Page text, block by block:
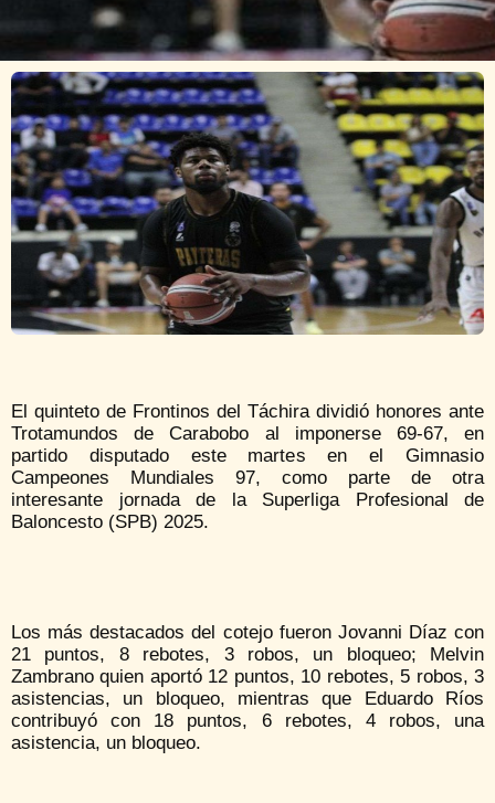
El quinteto de Frontinos del Táchira dividió honores ante
Trotamundos de Carabobo al imponerse 69-67, en
partido disputado este martes en el Gimnasio
Campeones Mundiales 97, como parte de otra
interesante jornada de la Superliga Profesional de
Baloncesto (SPB) 2025.
Los más destacados del cotejo fueron Jovanni Díaz con
21 puntos, 8 rebotes, 3 robos, un bloqueo; Melvin
Zambrano quien aportó 12 puntos, 10 rebotes, 5 robos, 3
asistencias, un bloqueo, mientras que Eduardo Ríos
contribuyó con 18 puntos, 6 rebotes, 4 robos, una
asistencia, un bloqueo.